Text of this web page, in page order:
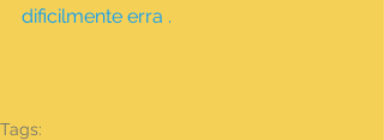
dificilmente erra .
Tags: